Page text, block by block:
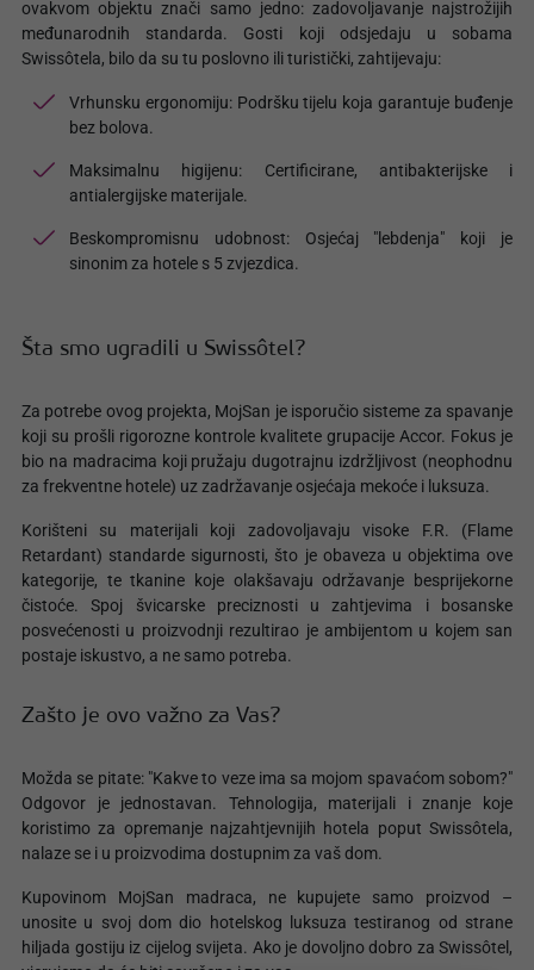
ovakvom objektu znači samo jedno: zadovoljavanje najstrožijih
međunarodnih standarda. Gosti koji odsjedaju u sobama
Swissôtela, bilo da su tu poslovno ili turistički, zahtijevaju:
Vrhunsku ergonomiju: Podršku tijelu koja garantuje buđenje
bez bolova.
Maksimalnu higijenu: Certificirane, antibakterijske i
antialergijske materijale.
Beskompromisnu udobnost: Osjećaj "lebdenja" koji je
sinonim za hotele s 5 zvjezdica.
Šta smo ugradili u Swissôtel?
Za potrebe ovog projekta, MojSan je isporučio sisteme za spavanje
koji su prošli rigorozne kontrole kvalitete grupacije Accor. Fokus je
bio na madracima koji pružaju dugotrajnu izdržljivost (neophodnu
za frekventne hotele) uz zadržavanje osjećaja mekoće i luksuza.
Korišteni su materijali koji zadovoljavaju visoke F.R. (Flame
Retardant) standarde sigurnosti, što je obaveza u objektima ove
kategorije, te tkanine koje olakšavaju održavanje besprijekorne
čistoće. Spoj švicarske preciznosti u zahtjevima i bosanske
posvećenosti u proizvodnji rezultirao je ambijentom u kojem san
postaje iskustvo, a ne samo potreba.
Zašto je ovo važno za Vas?
Možda se pitate: "Kakve to veze ima sa mojom spavaćom sobom?"
Odgovor je jednostavan. Tehnologija, materijali i znanje koje
koristimo za opremanje najzahtjevnijih hotela poput Swissôtela,
nalaze se i u proizvodima dostupnim za vaš dom.
Kupovinom MojSan madraca, ne kupujete samo proizvod –
unosite u svoj dom dio hotelskog luksuza testiranog od strane
hiljada gostiju iz cijelog svijeta. Ako je dovoljno dobro za Swissôtel,